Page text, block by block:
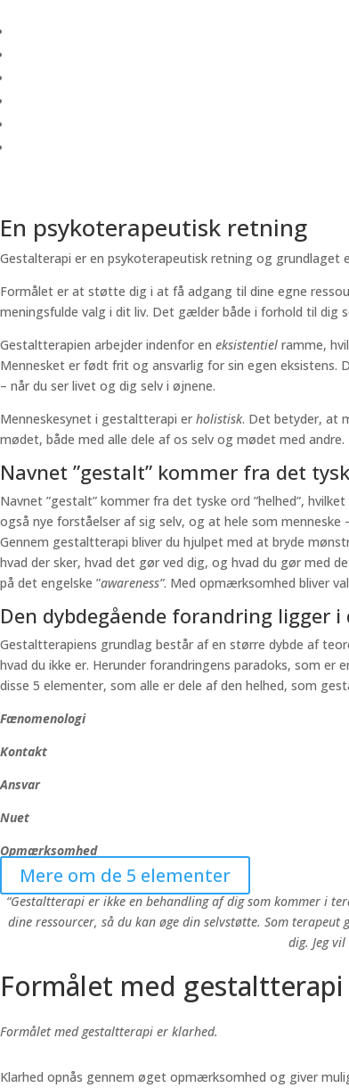
En psykoterapeutisk retning
Gestalterapi er en psykoterapeutisk retning og grundlaget
Formålet er at støtte dig i at få adgang til dine egne
meningsfulde valg i dit liv. Det gælder både i forhold til
Gestaltterapien arbejder indenfor en eksistentiel ramme,
Mennesket er født frit og ansvarlig for sin egen eksistens.
– når du ser livet og dig selv i øjnene.
Menneskesynet i gestaltterapi er holistisk. Det betyder, at
mødet, både med alle dele af os selv og mødet med andre.
Navnet ”gestalt” kommer fra det
Navnet ”gestalt” kommer fra det tyske ord ”helhed”,
også nye forståelser af sig selv, og at hele som menneske
Gennem gestaltterapi bliver du hjulpet med at bryde
hvad der sker, hvad det gør ved dig, og hvad du gør med
på det engelske ”awareness”. Med opmærksomhed bliver
Den dybdegående forandring ligger
Gestaltterapiens grundlag består af en større dybde af
hvad du ikke er. Herunder forandringens paradoks, som
disse 5 elementer, som alle er dele af den helhed, som
Fænomenologi
Kontakt
Ansvar
Nuet
Opmærksomhed
Mere om de 5 elementer
“Gestaltterapi er ikke en behandling af dig som kommer i
dine ressourcer, så du kan øge din selvstøtte. Som
dig. Jeg
Formålet med gestaltterapi
Formålet med gestaltterapi er klarhed.
Klarhed opnås gennem øget opmærksomhed og giver